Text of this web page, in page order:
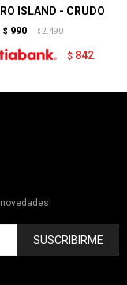
ISLAND - CRUDO
$ 990 $ 2.490
$ 842
SUSCRIBIRME